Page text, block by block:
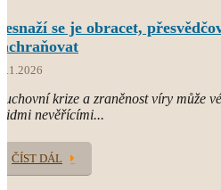
se je obracet,
krize a zraněnost víry může
lidmi nevěřícími...
ČÍST DÁL